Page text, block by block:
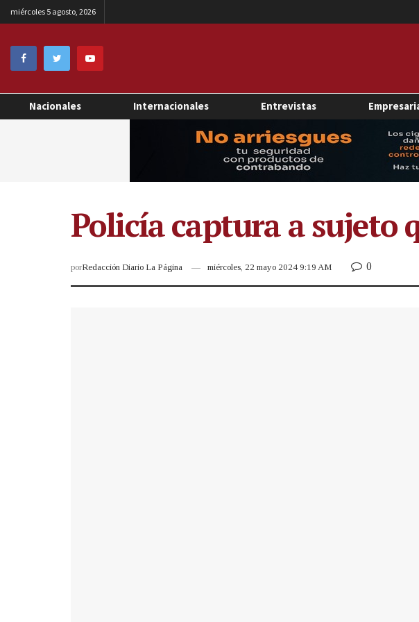
miércoles 5 agosto, 2026
Nacionales Internacionales Entrevistas
Policía captura a sujeto
porRedacción Diario La Página miércoles, 22 mayo 2024 9:19 AM 0